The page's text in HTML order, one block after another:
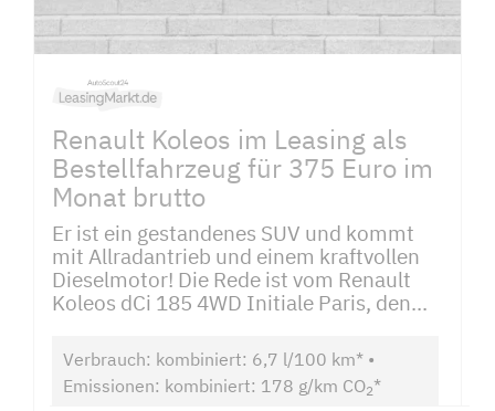
Renault Koleos im Leasing als
Bestellfahrzeug für 375 Euro im
Monat brutto
Er ist ein gestandenes SUV und kommt
mit Allradantrieb und einem kraftvollen
Dieselmotor! Die Rede ist vom Renault
Koleos dCi 185 4WD Initiale Paris, den...
Verbrauch: kombiniert: 6,7 l/100 km* •
Emissionen: kombiniert: 178 g/km CO2*